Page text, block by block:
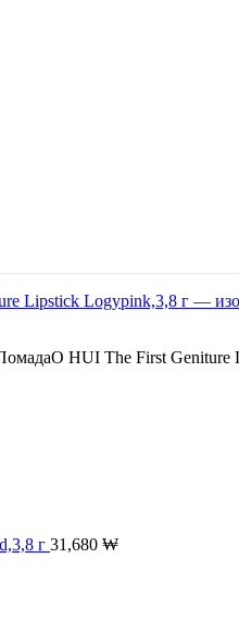
HUI The First Geniture
г 31,680 ₩